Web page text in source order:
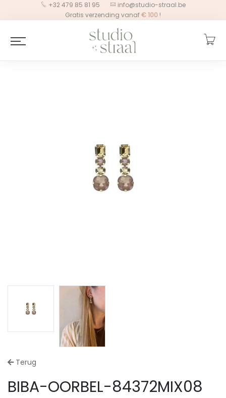
+32 479 85 81 95
info@studio-straal.be
Gratis verzending vanaf€100 !
Terug
BIBA-OORBEL-84372MIX08